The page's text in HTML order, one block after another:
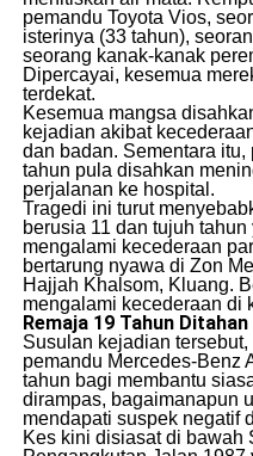
pemandu Toyota Vios,
isterinya (33 tahun),
seorang kanak-kanak
Dipercayai, kesemua
terdekat.
​Kesemua mangsa
kejadian akibat
dan badan. Sementara
tahun pula disahkan
perjalanan ke hospital.
​Tragedi ini turut
berusia 11 dan tujuh
mengalami kecederaan
bertarung nyawa di Zon
Hajjah Khalsom, Kluang.
mengalami kecederaan di
Remaja 19 Tahun
​Susulan kejadian
pemandu Mercedes-Benz
tahun bagi membantu
dirampas, bagaimanapun
mendapati suspek negatif
​Kes kini disiasat di bawah